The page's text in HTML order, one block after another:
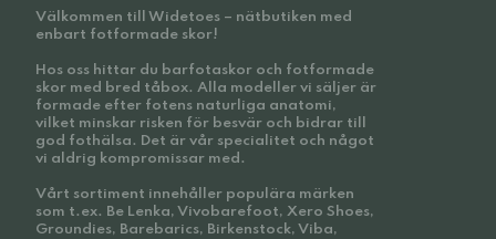
Välkommen till Widetoes – nätbutiken med
enbart fotformade skor!
Hos oss hittar du barfotaskor och fotformade
skor med bred tåbox. Alla modeller vi säljer är
formade efter fotens naturliga anatomi,
vilket minskar risken för besvär och bidrar till
god fothälsa. Det är vår specialitet och något
vi aldrig kompromissar med.
Vårt sortiment innehåller populära märken
som t.ex. Be Lenka, Vivobarefoot, Xero Shoes,
Groundies, Barebarics, Birkenstock, Viba,